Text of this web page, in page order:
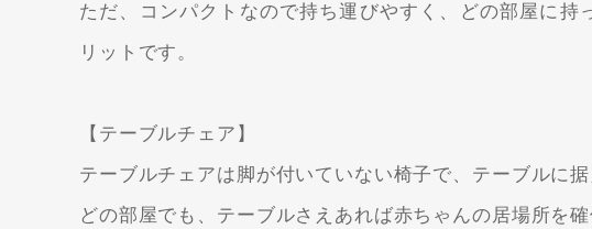
ただ、コンパクトなので持ち運びやすく、どの部屋に持
リットです。
【テーブルチェア】
テーブルチェアは脚が付いていない椅子で、テーブルに据
どの部屋でも、テーブルさえあれば赤ちゃんの居場所を確